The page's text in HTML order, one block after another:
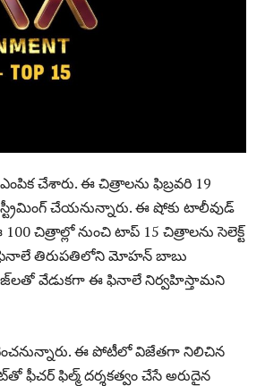
చేశారు. ఈ చిత్రాలను ఫిబ్రవరి 19
చేయనున్నారు. ఈ షోకు టాలీవుడ్
చిత్రాల్లో నుంచి టాప్ 15 చిత్రాలను సెలెక్ట్
ఫినాలే తిరుపతిలోని మోహన్ బాబు
వేడుకగా ఈ ఫినాలే నిర్వహిస్తామని
ఈ పోటీలో విజేతగా నిలిచిన
ఫీచర్ ఫిల్మ్ దర్శకత్వం చేసే అరుదైన